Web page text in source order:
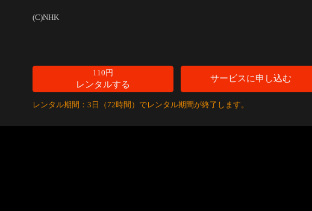
(C)NHK
110円
レンタルする
サービスに申し込む
レンタル期間：3日（72時間）でレンタル期間が終了します。